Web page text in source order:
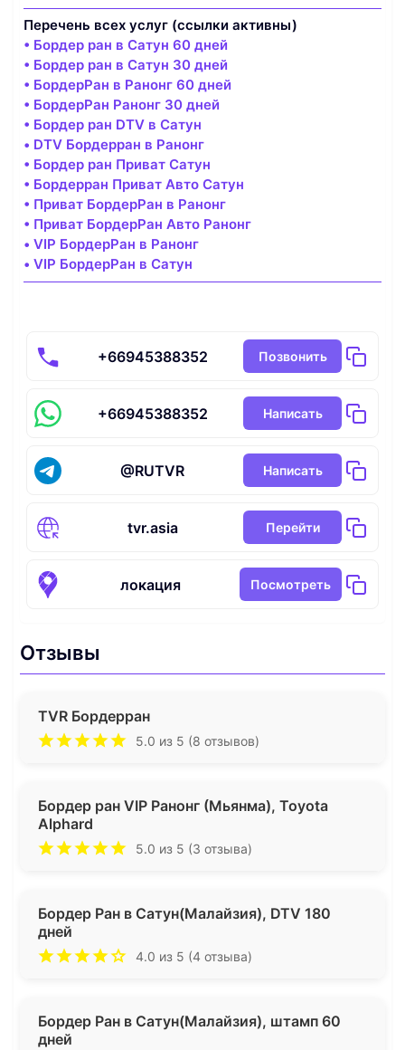
Перечень всех услуг (ссылки активны)
• Бордер ран в Сатун 60 дней
• Бордер ран в Сатун 30 дней
• БордерРан в Ранонг 60 дней
• БордерРан Ранонг 30 дней
• Бордер ран DTV в Сатун
• DTV Бордерран в Ранонг
• Бордер ран Приват Сатун
• Бордерран Приват Авто Сатун
• Приват БордерРан в Ранонг
• Приват БордерРан Авто Ранонг
• VIP БордерРан в Ранонг
• VIP БордерРан в Сатун
+66945388352 Позвонить
+66945388352 Написать
@RUTVR Написать
tvr.asia Перейти
локация Посмотреть
Отзывы
TVR Бордерран
5.0 из 5 (8 отзывов)
Бордер ран VIP Ранонг (Мьянма), Toyota
Alphard
5.0 из 5 (3 отзыва)
Бордер Ран в Сатун(Малайзия), DTV 180
дней
4.0 из 5 (4 отзыва)
Бордер Ран в Сатун(Малайзия), штамп 60
дней